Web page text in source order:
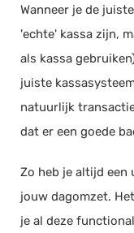
​​Wanneer je de
'echte' kassa zijn,
als kassa
juiste
natuurlijk
dat er een goede
Zo heb je altijd
jouw dagomzet.
je al deze